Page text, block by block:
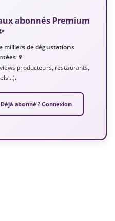
abonnés Premium
milliers de dégustations
🍷
producteurs, restaurants,
Déjà abonné ? Connexion